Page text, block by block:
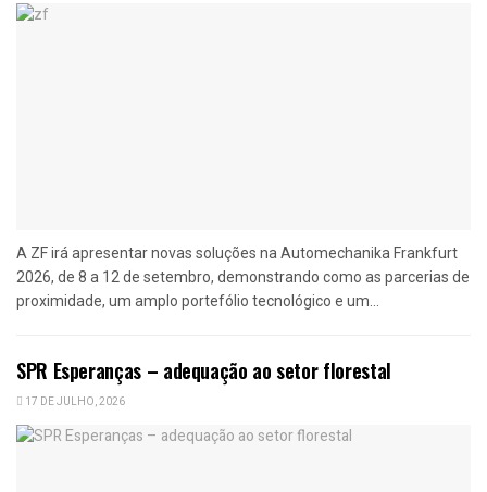
A ZF irá apresentar novas soluções na Automechanika Frankfurt
2026, de 8 a 12 de setembro, demonstrando como as parcerias de
proximidade, um amplo portefólio tecnológico e um...
SPR Esperanças – adequação ao setor florestal
17 DE JULHO, 2026